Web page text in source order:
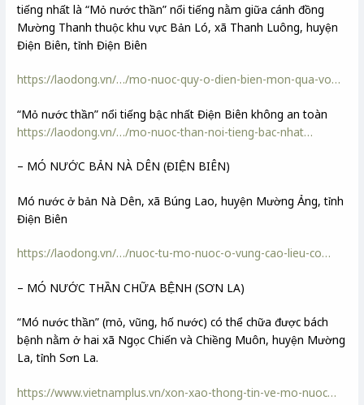
tiếng nhất là “Mỏ nước thần” nổi tiếng nằm giữa cánh đồng
Mường Thanh thuộc khu vực Bản Ló, xã Thanh Luông, huyện
Điện Biên, tỉnh Điện Biên
https://laodong.vn/…/mo-nuoc-quy-o-dien-bien-mon-qua-vo…
“Mỏ nước thần” nổi tiếng bậc nhất Điện Biên không an toàn
https://laodong.vn/…/mo-nuoc-than-noi-tieng-bac-nhat…
– MÓ NƯỚC BẢN NÀ DÊN (ĐIỆN BIÊN)
Mó nước ở bản Nà Dên, xã Búng Lao, huyện Mường Ảng, tỉnh
Điện Biên
https://laodong.vn/…/nuoc-tu-mo-nuoc-o-vung-cao-lieu-co…
– MÓ NƯỚC THẦN CHỮA BỆNH (SƠN LA)
“Mó nước thần” (mỏ, vũng, hố nước) có thể chữa được bách
bệnh nằm ở hai xã Ngọc Chiến và Chiềng Muôn, huyện Mường
La, tỉnh Sơn La.
https://www.vietnamplus.vn/xon-xao-thong-tin-ve-mo-nuoc…